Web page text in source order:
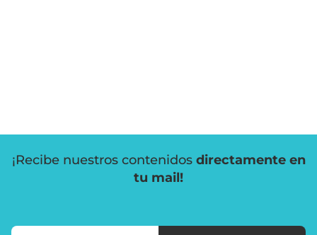
¡Recibe nuestros contenidos directamente en
tu mail!